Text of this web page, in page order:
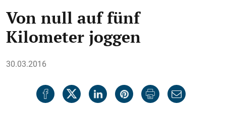
Von null auf fünf
Kilometer joggen
30.03.2016